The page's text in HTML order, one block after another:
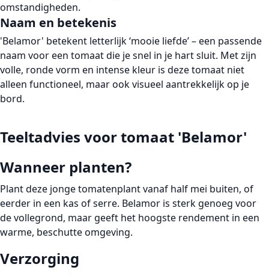
omstandigheden.
Naam en betekenis
'Belamor' betekent letterlijk ‘mooie liefde’ – een passende
naam voor een tomaat die je snel in je hart sluit. Met zijn
volle, ronde vorm en intense kleur is deze tomaat niet
alleen functioneel, maar ook visueel aantrekkelijk op je
bord.
Teeltadvies voor tomaat 'Belamor'
Wanneer planten?
Plant deze jonge tomatenplantvanaf half mei buiten, of
eerder in een kas of serre. Belamor is sterk genoeg voor
de vollegrond, maar geeft het hoogste rendement in een
warme, beschutte omgeving.
Verzorging